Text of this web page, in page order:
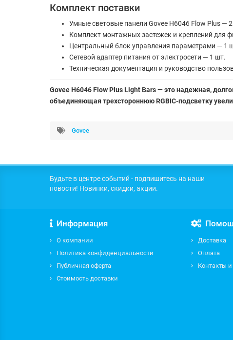
Комплект поставки
Умные световые панели Govee H6046 Flow Plus —
Комплект монтажных застежек и креплений для
Центральный блок управления параметрами — 1
Сетевой адаптер питания от электросети — 1 шт.
Техническая документация и руководство
Govee H6046 Flow Plus Light Bars — это надежная,
объединяющая трехстороннюю RGBIC-подсветку
Govee
Будьте в центре событий - подпишитесь на наши
новости! Новинки, скидки, акции.
Информация
О компании
Политика конфиденциальности
Публичная оферта
Стоимость доставки
Доставка
Оплата
Контакты